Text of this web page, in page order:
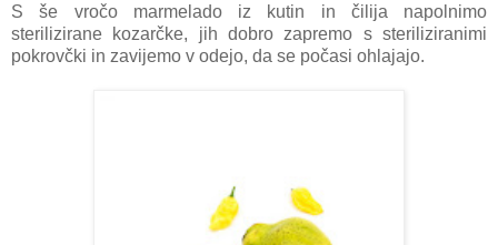
S še vročo marmelado iz kutin in čilija napolnimo
sterilizirane kozarčke, jih dobro zapremo s steriliziranimi
pokrovčki in zavijemo v odejo, da se počasi ohlajajo.